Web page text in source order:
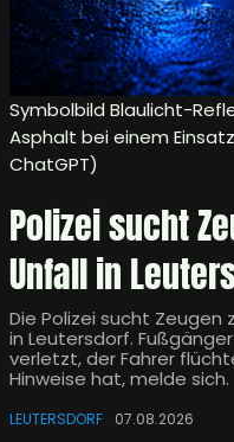
Symbolbild Blaulicht-
Asphalt bei einem
ChatGPT)
Polizei sucht
Unfall in
Die Polizei sucht Zeugen
in Leutersdorf.
verletzt, der Fahrer
Hinweise hat, melde sich.
LEUTERSDORF 07.08.2026